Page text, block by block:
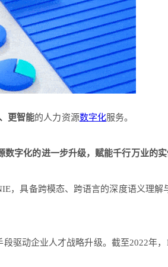
更智能的人力资源数字化服务。
数字化的进一步升级，赋能千行万业的实
，具备跨模态、跨语言的深度语义理解
驱动企业人才战略升级。截至2022年